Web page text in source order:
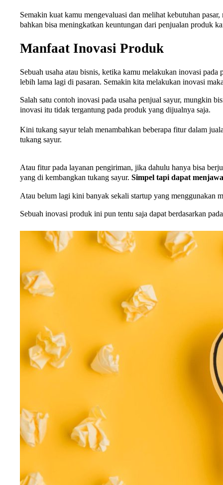
Semakin kuat kamu mengevaluasi dan melihat kebutuhan
bahkan bisa meningkatkan keuntungan dari penjualan produk
Manfaat Inovasi Produk
Sebuah usaha atau bisnis, ketika kamu melakukan inovasi
lebih lama lagi di pasaran. Semakin kita melakukan inovasi
Salah satu contoh inovasi pada usaha penjual sayur, mungkin
inovasi itu tidak tergantung pada produk yang dijualnya saja.
Kini tukang sayur telah menambahkan beberapa fitur dalam
tukang sayur.
Atau fitur pada layanan pengiriman, jika dahulu hanya bisa
yang di kembangkan tukang sayur. Simpel tapi dapat
Atau belum lagi kini banyak sekali startup yang menggunakan
Sebuah inovasi produk ini pun tentu saja dapat berdasarkan